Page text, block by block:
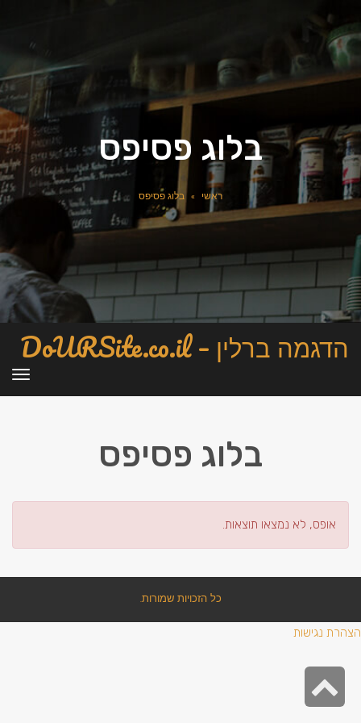
בלוג פסיפס
ראשי » בלוג פסיפס
הדגמה ברלין – DoURSite.co.il
בלוג פסיפס
אופס, לא נמצאו תוצאות.
כל הזכויות שמורות.
הצהרת נגישות
לראש